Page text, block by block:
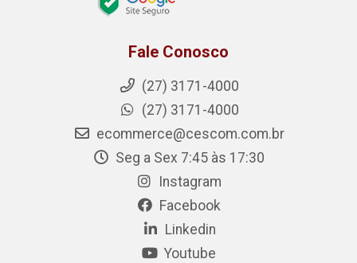
Fale Conosco
(27) 3171-4000
(27) 3171-4000
ecommerce@cescom.com.br
Seg a Sex 7:45 às 17:30
Instagram
Facebook
Linkedin
Youtube